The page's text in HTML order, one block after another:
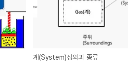
계(System)정의과 종류